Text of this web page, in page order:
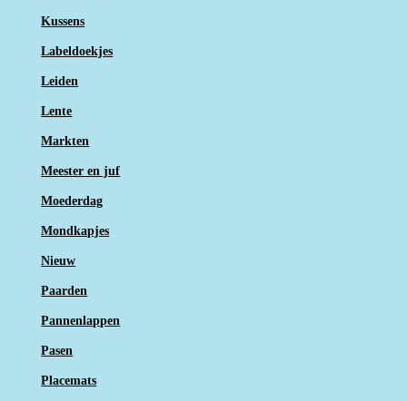
Kussens
Labeldoekjes
Leiden
Lente
Markten
Meester en juf
Moederdag
Mondkapjes
Nieuw
Paarden
Pannenlappen
Pasen
Placemats